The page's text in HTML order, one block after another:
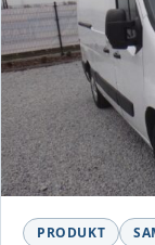
PRODUKT